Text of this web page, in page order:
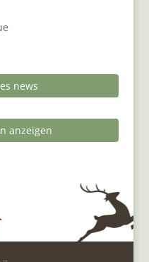
news
anzeigen